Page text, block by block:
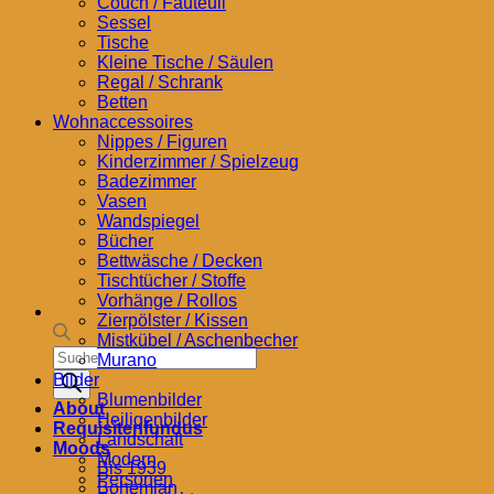
Products
search
About
Requisitenfundus
Moods
Bis 1939
Bohemian
Sessel
Tische
Kleine Tische / Säulen
Regal / Schrank
Betten
Wohnaccessoires
Nippes / Figuren
Kinderzimmer / Spielzeug
Badezimmer
Vasen
Wandspiegel
Bücher
Bettwäsche / Decken
Tischtücher / Stoffe
Vorhänge / Rollos
Zierpölster / Kissen
Mistkübel / Aschenbecher
Murano
Bilder
Blumenbilder
Heiligenbilder
Landschaft
Modern
Personen